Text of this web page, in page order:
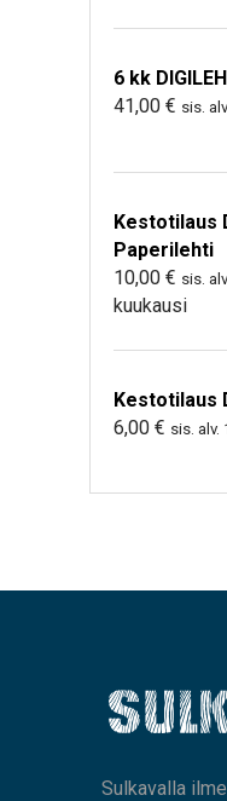
6 kk
41,00 € sis.
Kestotilaus
Paperilehti
10,00 € sis.
kuukausi
Kestotilaus
6,00 € sis. alv.
Sulkavalla